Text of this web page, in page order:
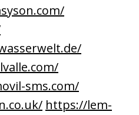
sms.com/
https://lem-